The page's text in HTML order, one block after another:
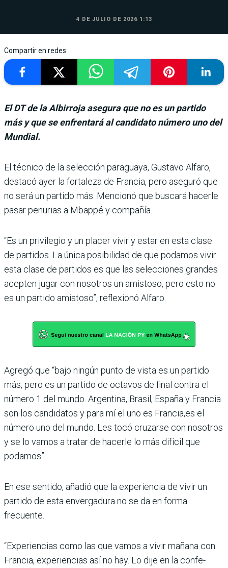
4 DE JULIO DE 2026 1:13
Compartir en redes
El DT de la Albirroja asegura que no es un partido
más y que se enfrentará al candidato número uno del
Mundial.
El técnico de la selec­ción paraguaya, Gus­tavo Alfaro,
destacó ayer la fortaleza de Francia, pero aseguró que
no será un partido más. Mencionó que buscará hacerle
pasar penu­rias a Mbappé y compañía.
“Es un privilegio y un placer vivir y estar en esta clase
de partidos. La única posibili­dad de que podamos vivir
esta clase de partidos es que las selecciones grandes
acepten jugar con nosotros un amis­toso, pero esto no
es un par­tido amistoso”, reflexionó Alfaro.
Agregó que “bajo ningún punto de vista es un par­tido
más, pero es un par­tido de octavos de final con­tra el
número 1 del mundo. Argentina, Brasil, España y Francia
son los candidatos y para mí el uno es Francia,es el
número uno del mundo. Les tocó cruzarse con noso­tros
y se lo vamos a tratar de hacerle lo más difícil que
podamos”.
En ese sentido, añadió que la experiencia de vivir un
par­tido de esta envergadura no se da en forma
frecuente.
“Experiencias como las que vamos a vivir mañana con
Francia, experiencias así no hay. Lo dije en la confe­